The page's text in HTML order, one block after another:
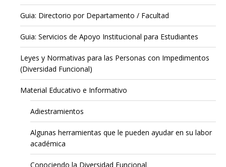
Guia: Directorio por Departamento / Facultad
Guia: Servicios de Apoyo Institucional para Estudiantes
Leyes y Normativas para las Personas con Impedimentos
(Diversidad Funcional)
Material Educativo e Informativo
Adiestramientos
Algunas herramientas que le pueden ayudar en su labor
académica
Conociendo la Diversidad Funcional